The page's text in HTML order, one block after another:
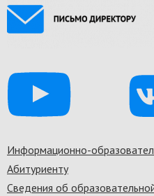
Footer
menu
Информационно-
Абитуриенту
Сведения об